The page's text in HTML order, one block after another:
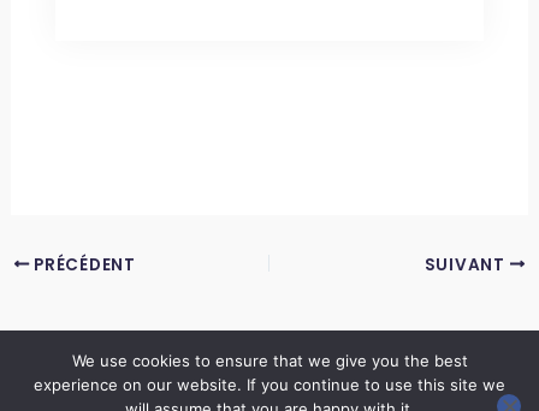
PRÉCÉDENT SUIVANT
Copyright © 2026 LES ANNALES DES MINES | Powered byThème WordPress Astra
We use cookies to ensure that we give you the best
experience on our website. If you continue to use this site we